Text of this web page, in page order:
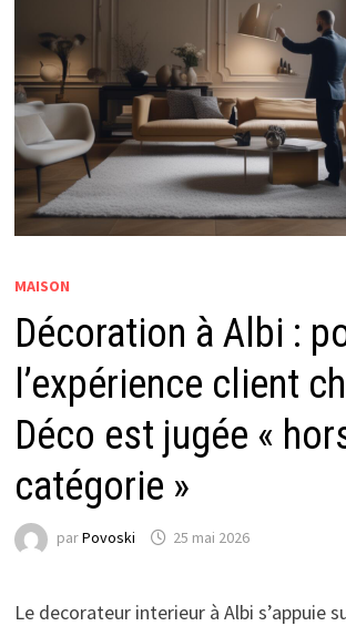
MAISON
Décoration à Albi :
l’expérience client
Déco est jugée «
catégorie »
parPovoski 25 mai 2026
Le decorateur interieur à Albi s’appuie